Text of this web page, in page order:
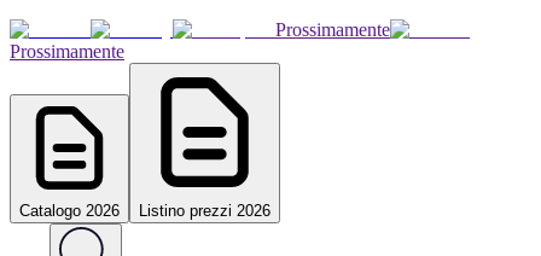
Prossimamente
Prossimamente
Catalogo 2026 Listino prezzi 2026